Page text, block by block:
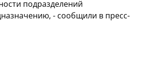
подразделений
- сообщили в пресс-